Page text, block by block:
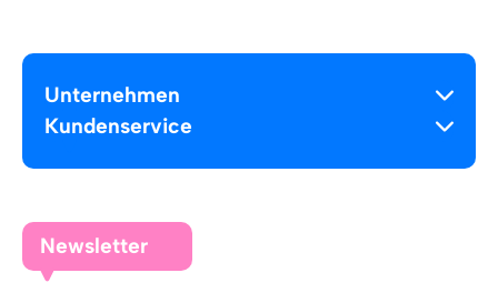
Unternehmen
Kundenservice
Newsletter